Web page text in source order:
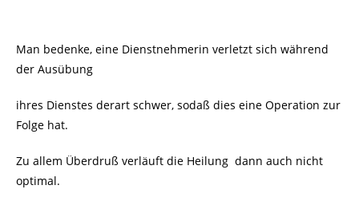
Man bedenke, eine Dienstnehmerin verletzt sich während
der Ausübung
ihres Dienstes derart schwer, sodaß dies eine Operation zur
Folge hat.
Zu allem Überdruß verläuft die Heilung dann auch nicht
optimal.